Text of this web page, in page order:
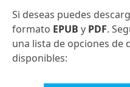
Si deseas puedes
formato EPUB y PDF.
una lista de opciones de
disponibles: